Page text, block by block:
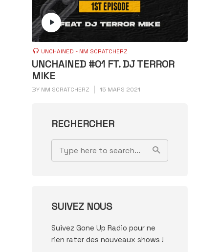
RECHERCHER
SUIVEZ NOUS
Suivez Gone Up Radio pour ne
rien rater des nouveaux shows !
UNCHAINED - NM SCRATCHERZ
UNCHAINED #01 FT. DJ TERROR
MIKE
BY NM SCRATCHERZ 15 MARS 2021